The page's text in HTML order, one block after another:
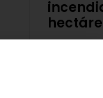
7 de